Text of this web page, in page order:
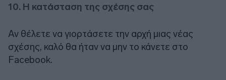
10. Η κατάσταση της σχέσης σας
Αν θέλετε να γιορτάσετε την αρχή μιας νέας
σχέσης, καλό θα ήταν να μην το κάνετε στο
Facebook.